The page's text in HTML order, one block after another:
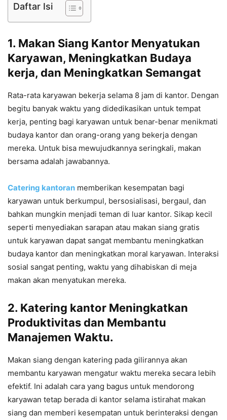
Daftar Isi
1. Makan Siang Kantor Menyatukan
Karyawan, Meningkatkan Budaya
kerja, dan Meningkatkan Semangat
Rata-rata karyawan bekerja selama 8 jam di kantor. Dengan
begitu banyak waktu yang didedikasikan untuk tempat
kerja, penting bagi karyawan untuk benar-benar menikmati
budaya kantor dan orang-orang yang bekerja dengan
mereka. Untuk bisa mewujudkannya seringkali, makan
bersama adalah jawabannya.
Catering kantoran memberikan kesempatan bagi
karyawan untuk berkumpul, bersosialisasi, bergaul, dan
bahkan mungkin menjadi teman di luar kantor. Sikap kecil
seperti menyediakan sarapan atau makan siang gratis
untuk karyawan dapat sangat membantu meningkatkan
budaya kantor dan meningkatkan moral karyawan. Interaksi
sosial sangat penting, waktu yang dihabiskan di meja
makan akan menyatukan mereka.
2. Katering kantor Meningkatkan
Produktivitas dan Membantu
Manajemen Waktu.
Makan siang dengan katering pada gilirannya akan
membantu karyawan mengatur waktu mereka secara lebih
efektif. Ini adalah cara yang bagus untuk mendorong
karyawan tetap berada di kantor selama istirahat makan
siang dan memberi kesempatan untuk berinteraksi dengan